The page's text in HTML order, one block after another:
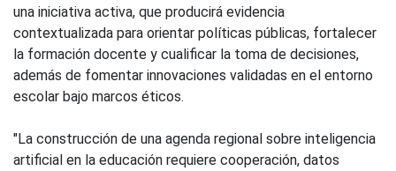
una iniciativa activa, que producirá evidencia
contextualizada para orientar políticas públicas, fortalecer
la formación docente y cualificar la toma de decisiones,
además de fomentar innovaciones validadas en el entorno
escolar bajo marcos éticos.
"La construcción de una agenda regional sobre inteligencia
artificial en la educación requiere cooperación, datos